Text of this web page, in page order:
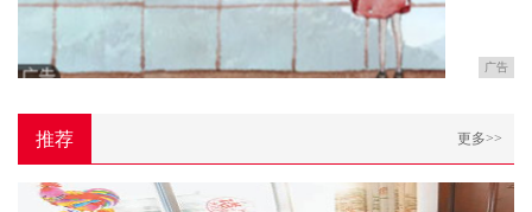
广告
推荐 更多>>